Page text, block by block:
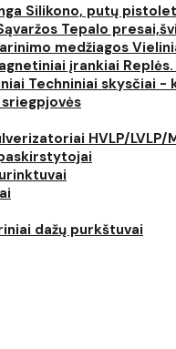
Silikono, putų
Tepalo
medžiagos
įrankiai
Techniniai skysčiai -
HVLP/LVLP/
dažų purkštuvai